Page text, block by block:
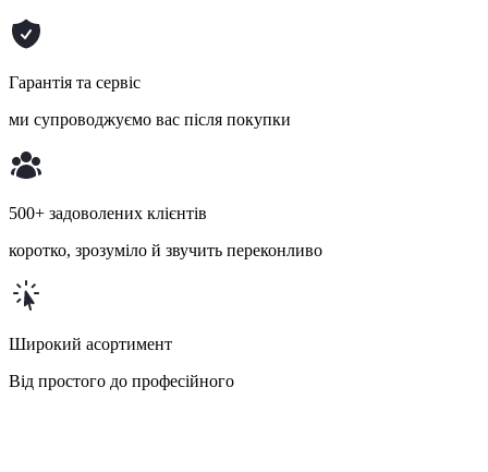
Гарантія та сервіс
ми супроводжуємо вас після покупки
500+ задоволених клієнтів
коротко, зрозуміло й звучить переконливо
Широкий асортимент
Від простого до професійного